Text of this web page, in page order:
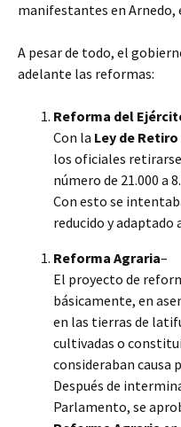
manifestantes en Arnedo,
A pesar de todo, el
adelante las reformas:
Reforma del
Con la Ley de
los oficiales
número de 21.000 a
Con esto se
reducido y adaptado
Reforma Agraria–
El proyecto de
básicamente, en
en las tierras de
cultivadas o
consideraban causa
Después de
Parlamento, se